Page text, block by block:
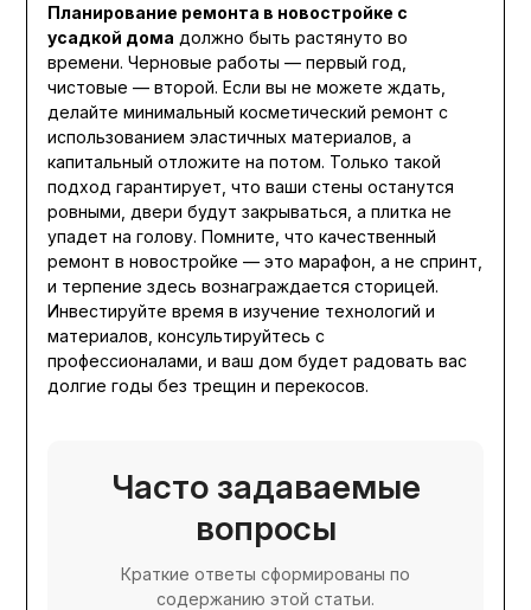
Планирование ремонта в новостройке с
усадкой дома должно быть растянуто во
времени. Черновые работы — первый год,
чистовые — второй. Если вы не можете ждать,
делайте минимальный косметический ремонт с
использованием эластичных материалов, а
капитальный отложите на потом. Только такой
подход гарантирует, что ваши стены останутся
ровными, двери будут закрываться, а плитка не
упадет на голову. Помните, что качественный
ремонт в новостройке — это марафон, а не спринт,
и терпение здесь вознаграждается сторицей.
Инвестируйте время в изучение технологий и
материалов, консультируйтесь с
профессионалами, и ваш дом будет радовать вас
долгие годы без трещин и перекосов.
Часто задаваемые
вопросы
Краткие ответы сформированы по
содержанию этой статьи.